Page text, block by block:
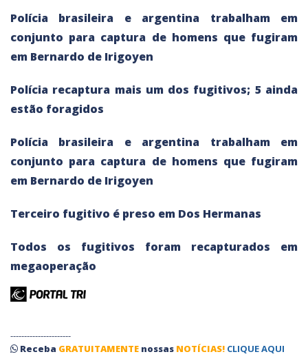
Polícia brasileira e argentina trabalham em
conjunto para captura de homens que fugiram
em Bernardo de Irigoyen
Polícia recaptura mais um dos fugitivos; 5 ainda
estão foragidos
Polícia brasileira e argentina trabalham em
conjunto para captura de homens que fugiram
em Bernardo de Irigoyen
Terceiro fugitivo é preso em Dos Hermanas
Todos os fugitivos foram recapturados em
megaoperação
----------------------
Receba GRATUITAMENTE nossas NOTÍCIAS! CLIQUE AQUI